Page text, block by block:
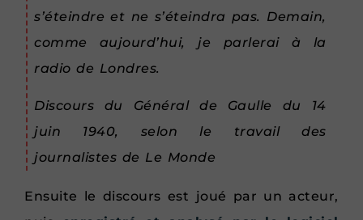
s’éteindre et ne s’éteindra pas. Demain,
comme aujourd’hui, je parlerai à la
radio de Londres.
Discours du Général de Gaulle du 14
juin 1940, selon le travail des
journalistes de Le Monde
Ensuite le discours est joué par un acteur,